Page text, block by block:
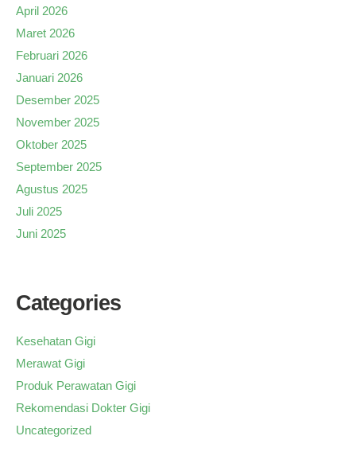
April 2026
Maret 2026
Februari 2026
Januari 2026
Desember 2025
November 2025
Oktober 2025
September 2025
Agustus 2025
Juli 2025
Juni 2025
Categories
Kesehatan Gigi
Merawat Gigi
Produk Perawatan Gigi
Rekomendasi Dokter Gigi
Uncategorized